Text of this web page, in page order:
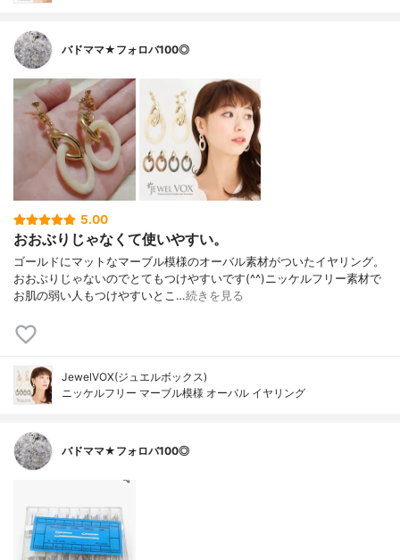
バドママ★フォロバ100◎
5.00
おおぶりじゃなくて使いやすい。
ゴールドにマットなマーブル模様のオーバル素材がついたイヤリング。
おおぶりじゃないのでとてもつけやすいです(^^)ニッケルフリー素材で
お肌の弱い人もつけやすいとこ…続きを見る
JewelVOX(ジュエルボックス)
ニッケルフリー マーブル模様 オーバル イヤリング
バドママ★フォロバ100◎